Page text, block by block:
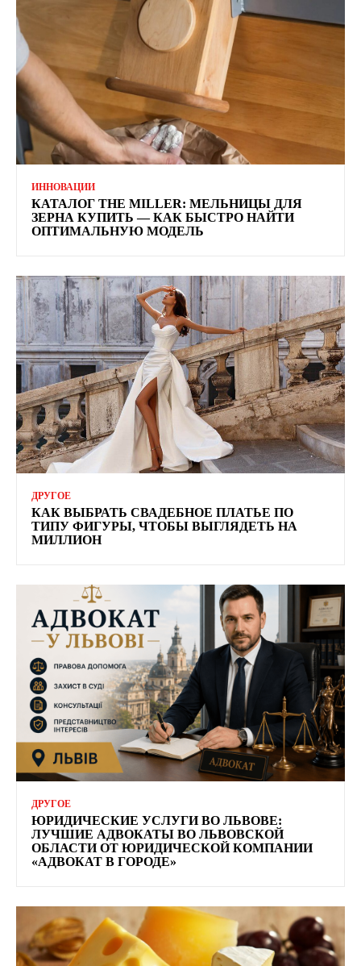
ИННОВАЦИИ
КАТАЛОГ THE MILLER: МЕЛЬНИЦЫ ДЛЯ
ЗЕРНА КУПИТЬ — КАК БЫСТРО НАЙТИ
ОПТИМАЛЬНУЮ МОДЕЛЬ
ДРУГОЕ
КАК ВЫБРАТЬ СВАДЕБНОЕ ПЛАТЬЕ ПО
ТИПУ ФИГУРЫ, ЧТОБЫ ВЫГЛЯДЕТЬ НА
МИЛЛИОН
ДРУГОЕ
ЮРИДИЧЕСКИЕ УСЛУГИ ВО ЛЬВОВЕ:
ЛУЧШИЕ АДВОКАТЫ ВО ЛЬВОВСКОЙ
ОБЛАСТИ ОТ ЮРИДИЧЕСКОЙ КОМПАНИИ
«АДВОКАТ В ГОРОДЕ»